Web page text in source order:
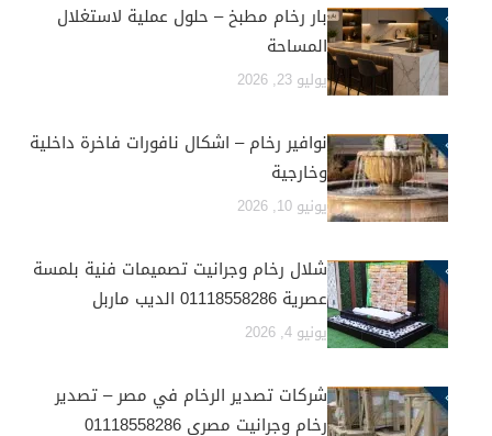
بار رخام مطبخ – حلول عملية لاستغلال
المساحة
يوليو 23, 2026
نوافير رخام – اشكال نافورات فاخرة داخلية
وخارجية
يونيو 10, 2026
شلال رخام وجرانيت تصميمات فنية بلمسة
عصرية 01118558286 الديب ماربل
يونيو 4, 2026
شركات تصدير الرخام في مصر – تصدير
رخام وجرانيت مصري 01118558286